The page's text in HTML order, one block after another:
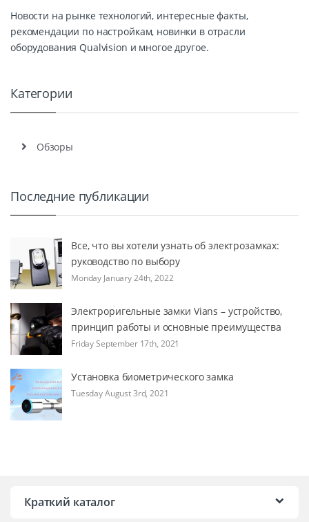
Новости на рынке технологий, интересные факты,
рекомендации по настройкам, новинки в отрасли
оборудования Qualvision и многое другое.
Категории
Обзоры
Последние публикации
Все, что вы хотели узнать об электрозамках:
руководство по выбору
Monday January 24th, 2022
Электроригельные замки Vians – устройство,
принцип работы и основные преимущества
Friday September 17th, 2021
Установка биометрического замка
Tuesday August 3rd, 2021
Краткий каталог